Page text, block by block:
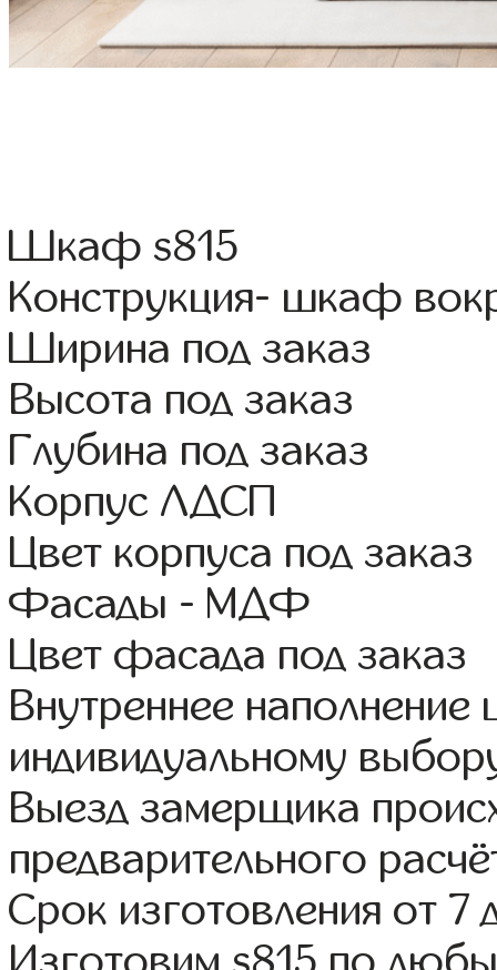
Шкаф s815
Конструкция- шкаф
Ширина под заказ
Высота под заказ
Глубина под заказ
Корпус ЛДСП
Цвет корпуса под заказ
Фасады - МДФ
Цвет фасада под заказ
Внутреннее
индивидуальному
Выезд замерщика
предварительного
Срок изготовления от 7